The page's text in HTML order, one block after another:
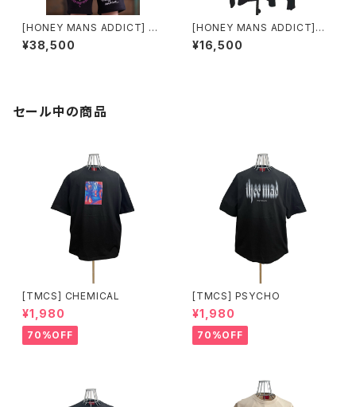
[HONEY MANS ADDICT] CA
Tオープンカラーシャツ
¥38,500
[HONEY MANS ADDICT]酒
雑魚ロングスリーブTシャツ（モ
ノクロ）
¥16,500
セール中の商品
[TMCS] CHEMICAL
¥1,980
70%OFF
[TMCS] PSYCHO
¥1,980
70%OFF